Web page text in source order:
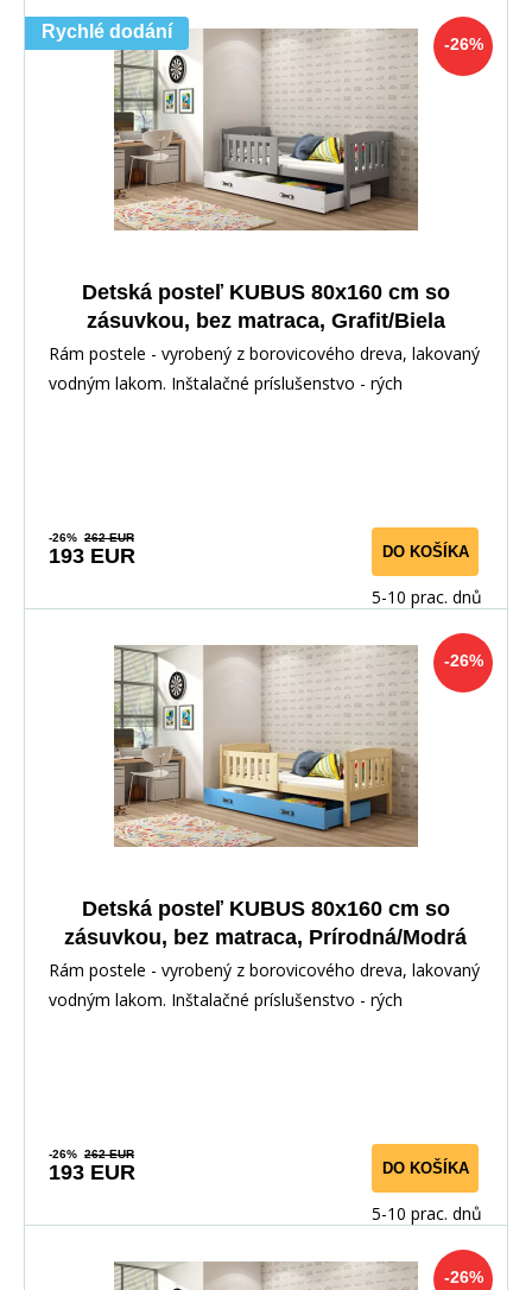
-26%
Rychlé dodání
Detská posteľ KUBUS 80x160 cm so
zásuvkou, bez matraca, Grafit/Biela
Rám postele - vyrobený z borovicového dreva, lakovaný
vodným lakom. Inštalačné príslušenstvo - rých
-26% 262 EUR
193 EUR DO KOŠÍKA
5-10 prac. dnů
-26%
Detská posteľ KUBUS 80x160 cm so
zásuvkou, bez matraca, Prírodná/Modrá
Rám postele - vyrobený z borovicového dreva, lakovaný
vodným lakom. Inštalačné príslušenstvo - rých
-26% 262 EUR
193 EUR DO KOŠÍKA
5-10 prac. dnů
-26%